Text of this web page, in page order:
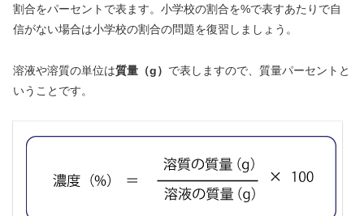
割合をパーセントで表ます。小学校の割合を%で表すあたりで自
信がない場合は小学校の割合の問題を復習しましょう。
溶液や溶質の単位は質量（g） で表しますので、質量パーセントと
いうことです。